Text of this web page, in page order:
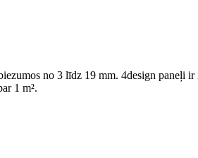
no 3 līdz 19 mm. 4design
1 m².